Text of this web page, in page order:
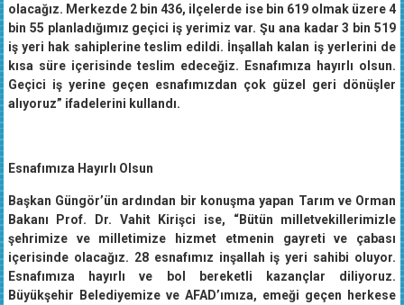
olacağız. Merkezde 2 bin 436, ilçelerde ise bin 619 olmak üzere 4
bin 55 planladığımız geçici iş yerimiz var. Şu ana kadar 3 bin 519
iş yeri hak sahiplerine teslim edildi. İnşallah kalan iş yerlerini de
kısa süre içerisinde teslim edeceğiz. Esnafımıza hayırlı olsun.
Geçici iş yerine geçen esnafımızdan çok güzel geri dönüşler
alıyoruz” ifadelerini kullandı.
Esnafımıza Hayırlı Olsun
Başkan Güngör’ün ardından bir konuşma yapan Tarım ve Orman
Bakanı Prof. Dr. Vahit Kirişci ise, “Bütün milletvekillerimizle
şehrimize ve milletimize hizmet etmenin gayreti ve çabası
içerisinde olacağız. 28 esnafımız inşallah iş yeri sahibi oluyor.
Esnafımıza hayırlı ve bol bereketli kazançlar diliyoruz.
Büyükşehir Belediyemize ve AFAD’ımıza, emeği geçen herkese